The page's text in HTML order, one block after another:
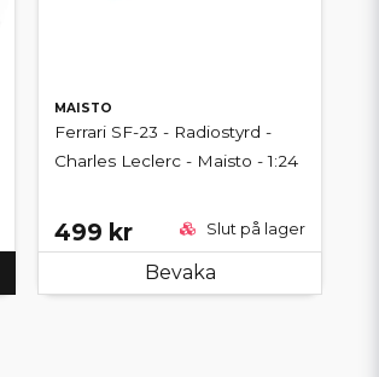
MAISTO
Ferrari SF-23 - Radiostyrd -
Charles Leclerc - Maisto - 1:24
499 kr Slut på lager
Bevaka